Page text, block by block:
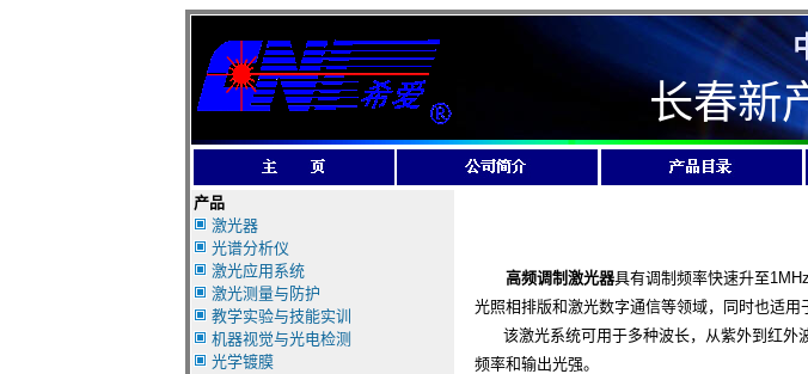
长春新
产品
激光器
光谱分析仪
激光应用系统
激光测量与防护
教学实验与技能实训
机器视觉与光电检测
光学镀膜
高频调制激光器具有调制频率快速升至
光照相排版和激光数字通信等领域，同时也适用
该激光系统可用于多种波长，从紫外到红外
频率和输出光强。